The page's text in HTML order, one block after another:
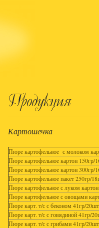
Картошечка
Пюре картофельное с молоком
Пюре картофельное картон 150гр/
Пюре картофельное картон 300гр/
Пюре картофельное пакет 250гр/
Пюре картофельное с луком
Пюре картофельное с овощами
Пюре карт. т/с с беконом 41гр/
Пюре карт. т/с с говядиной 41гр/
Пюре карт. т/с с грибами 41гр/